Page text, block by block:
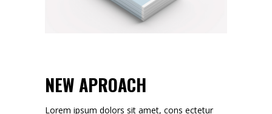
NEW APROACH
Lorem ipsum dolors sit amet, cons ectetur